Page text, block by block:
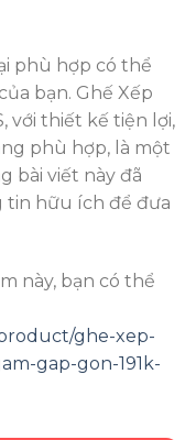
phù hợp có thể
bạn. Ghế Xếp
với thiết kế tiện lợi,
phù hợp, là một
bài viết này đã
tin hữu ích để đưa
này, bạn có thể
ghe-xep-
gap-gon-191k-